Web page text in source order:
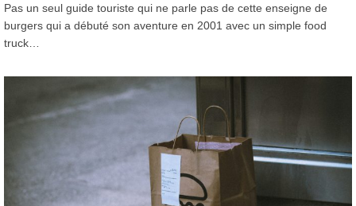
Pas un seul guide touriste qui ne parle pas de cette enseigne de
burgers qui a débuté son aventure en 2001 avec un simple food
truck…